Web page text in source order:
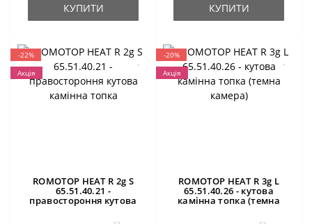
КУПИТИ КУПИТИ
-22%
Акція
ROMOTOP HEAT R 2g S
65.51.40.21 -
правостороння кутова
камінна топка
-20%
Акція
ROMOTOP HEAT R 3g L
65.51.40.26 - кутова
камінна топка (темна